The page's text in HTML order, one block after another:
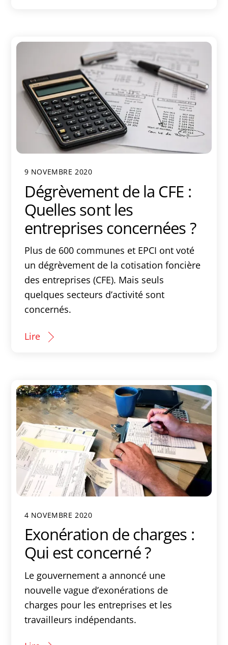
9 NOVEMBRE 2020
Dégrèvement de la CFE :
Quelles sont les
entreprises concernées ?
Plus de 600 communes et EPCI ont voté
un dégrèvement de la cotisation foncière
des entreprises (CFE). Mais seuls
quelques secteurs d’activité sont
concernés.
Lire
4 NOVEMBRE 2020
Exonération de charges :
Qui est concerné ?
Le gouvernement a annoncé une
nouvelle vague d’exonérations de
charges pour les entreprises et les
travailleurs indépendants.